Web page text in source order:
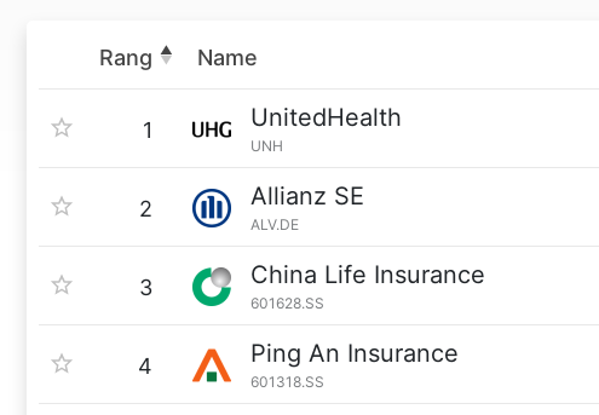
Rang Name
1 UnitedHealth
UNH
2 Allianz SE
ALV.DE
3 China Life Insurance
601628.SS
4 Ping An Insurance
601318.SS